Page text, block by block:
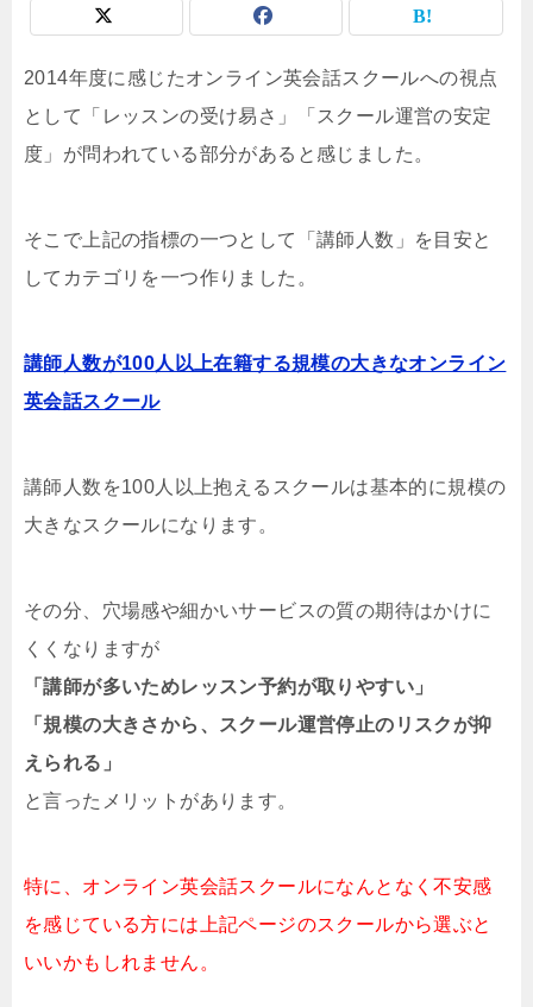
2014年度に感じたオンライン英会話スクールへの視点
として「レッスンの受け易さ」「スクール運営の安定
度」が問われている部分があると感じました。
そこで上記の指標の一つとして「講師人数」を目安と
してカテゴリを一つ作りました。
講師人数が100人以上在籍する規模の大きなオンライン
英会話スクール
講師人数を100人以上抱えるスクールは基本的に規模の
大きなスクールになります。
その分、穴場感や細かいサービスの質の期待はかけに
くくなりますが
「講師が多いためレッスン予約が取りやすい」
「規模の大きさから、スクール運営停止のリスクが抑
えられる」
と言ったメリットがあります。
特に、オンライン英会話スクールになんとなく不安感
を感じている方には上記ページのスクールから選ぶと
いいかもしれません。